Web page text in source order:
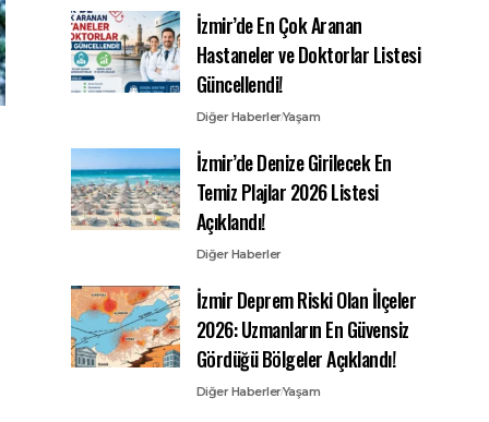
İzmir’de En Çok Aranan
Hastaneler ve Doktorlar Listesi
Güncellendi!
Diğer HaberlerYaşam
İzmir’de Denize Girilecek En
Temiz Plajlar 2026 Listesi
Açıklandı!
Diğer Haberler
İzmir Deprem Riski Olan İlçeler
2026: Uzmanların En Güvensiz
Gördüğü Bölgeler Açıklandı!
Diğer HaberlerYaşam